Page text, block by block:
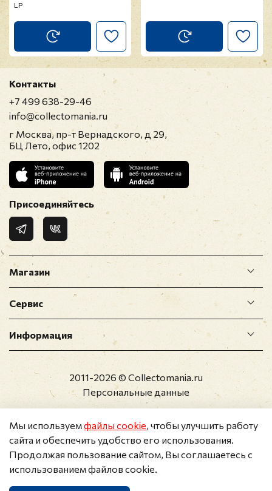
LP
Магазин
Сервис
Информация
Контакты
+7 499 638-29-46
info@collectomania.ru
г Москва, пр-т Вернадского, д 29,
БЦ Лето, офис 1202
Присоединяйтесь
2011-2026 © Collectomania.ru
Персональные данные
Мы используемфайлы cookie, чтобы улучшить работу
сайта и обеспечить удобство его использования.
Продолжая пользование сайтом, Вы соглашаетесь с
использованием файлов cookie.